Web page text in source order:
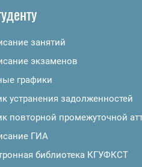
занятий
экзаменов
графики
устранения задолженностей
повторной промежуточной
ГИА
библиотека КГУФКСТ